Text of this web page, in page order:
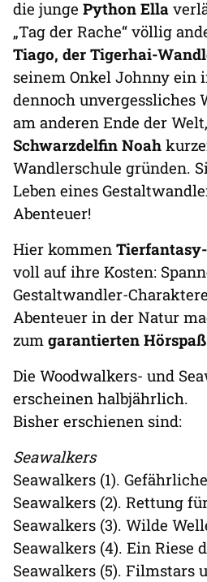
die junge Python Ella
„Tag der Rache“ völlig
Tiago, der Tigerhai-
seinem Onkel Johnny ein
dennoch unvergessliches
am anderen Ende der
Schwarzdelfin Noah
Wandlerschule gründen.
Leben eines
Abenteuer!
Hier kommen
voll auf ihre Kosten:
Gestaltwandler-
Abenteuer in der Natur
zum garantierten Hörspaß
Die Woodwalkers- und
erscheinen halbjährlich.
Bisher erschienen sind:
Seawalkers
Seawalkers (1).
Seawalkers (2). Rettung
Seawalkers (3). Wilde
Seawalkers (4). Ein Riese
Seawalkers (5). Filmstars